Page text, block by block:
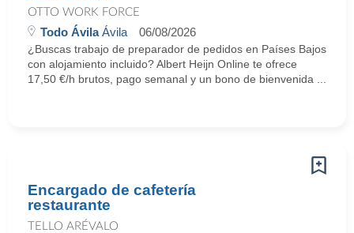
OTTO WORK FORCE
Todo ÁvilaÁvila 06/08/2026
¿Buscas trabajo de preparador de pedidos en Países Bajos
con alojamiento incluido? Albert Heijn Online te ofrece
17,50 €/h brutos, pago semanal y un bono de bienvenida ...
Encargado de cafetería
restaurante
TELLO ARÉVALO